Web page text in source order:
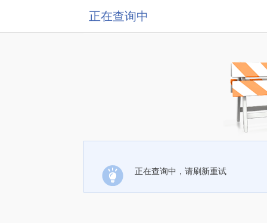
正在查询中
正在查询中，请刷新重试